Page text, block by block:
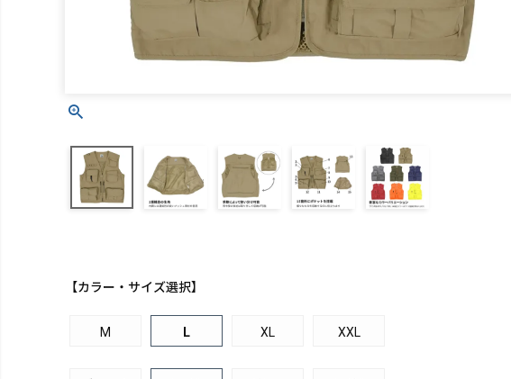
【カラー・サイズ選択】
M L XL XXL